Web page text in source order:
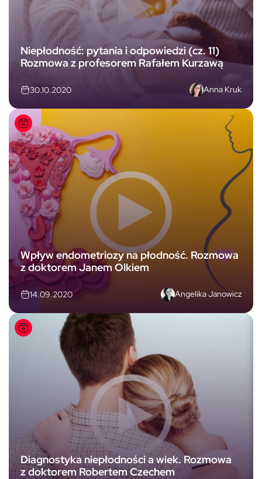
Niepłodność: pytania i odpowiedzi (cz. 11)
Rozmowa z profesorem Rafałem Kurzawą
30.10.2020 Anna Kruk
Wpływ endometriozy na płodność. Rozmowa
z doktorem Janem Olkiem
14.09.2020 Angelika Janowicz
Diagnostyka niepłodności a wiek. Rozmowa
z doktorem Robertem Czechem